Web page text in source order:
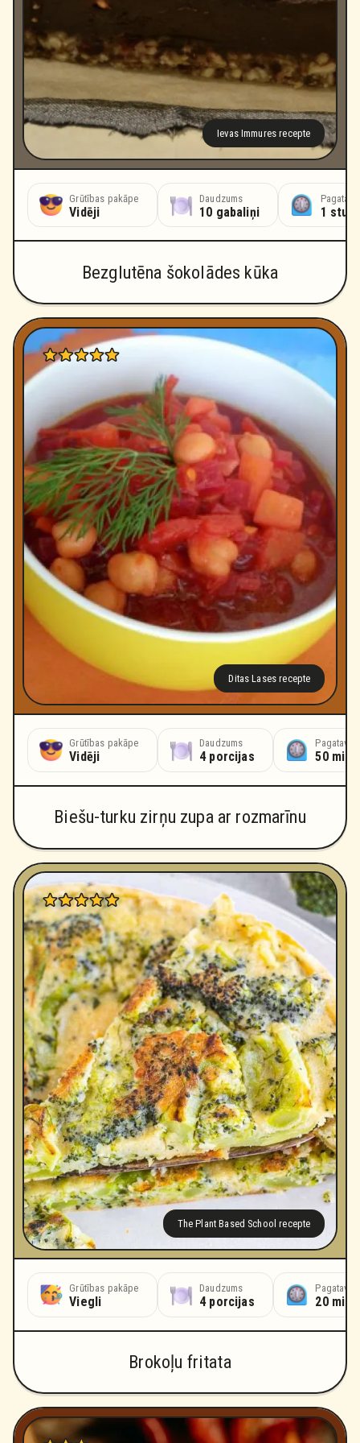
Ievas Immures recepte
Grūtības pakāpe
Vidēji
Daudzums
10 gabaliņi 1
Bezglutēna šokolādes kūka
Ditas Lases recepte
Grūtības pakāpe
Vidēji
Daudzums
4 porcijas 50
Biešu-turku zirņu zupa ar rozmarīnu
The Plant Based School recepte
Grūtības pakāpe
Viegli
Daudzums
4 porcijas 20
Brokoļu fritata